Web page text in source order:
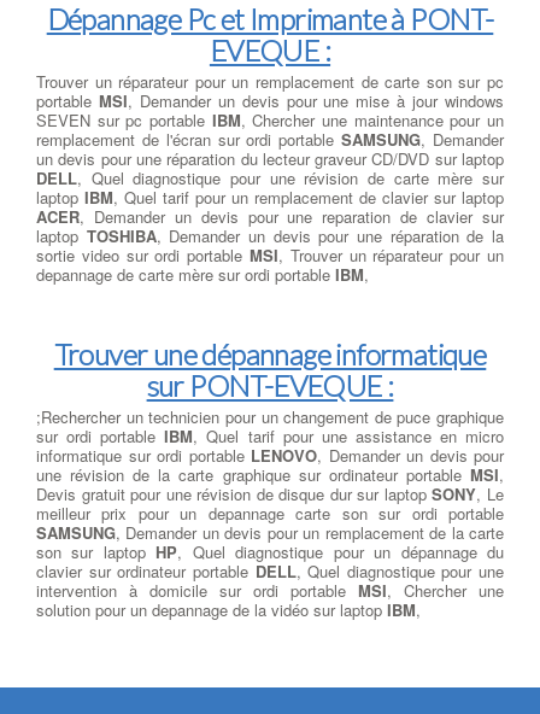
Dépannage Pc et Imprimante à PONT-
EVEQUE :
Trouver un réparateur pour un remplacement de carte son sur pc
portable MSI, Demander un devis pour une mise à jour windows
SEVEN sur pc portable IBM, Chercher une maintenance pour un
remplacement de l'écran sur ordi portableSAMSUNG, Demander
un devis pour une réparation du lecteur graveur CD/DVD sur laptop
DELL, Quel diagnostique pour une révision de carte mère sur
laptop IBM, Quel tarif pour un remplacement de clavier sur laptop
ACER, Demander un devis pour une reparation de clavier sur
laptop TOSHIBA, Demander un devis pour une réparation de la
sortie video sur ordi portable MSI, Trouver un réparateur pour un
depannage de carte mère sur ordi portable IBM,
Trouver une dépannage informatique
sur PONT-EVEQUE :
;Rechercher un technicien pour un changement de puce graphique
sur ordi portableIBM, Quel tarif pour une assistance en micro
informatique sur ordi portable LENOVO, Demander un devis pour
une révision de la carte graphique sur ordinateur portable MSI,
Devis gratuit pour une révision de disque dur sur laptopSONY, Le
meilleur prix pour un depannage carte son sur ordi portable
SAMSUNG, Demander un devis pour un remplacement de la carte
son sur laptop HP, Quel diagnostique pour un dépannage du
clavier sur ordinateur portable DELL, Quel diagnostique pour une
intervention à domicile sur ordi portable MSI, Chercher une
solution pour un depannage de la vidéo sur laptop IBM,